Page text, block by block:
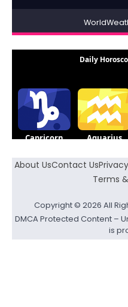
About UsContact Us
Terms
Copyright © 2026 All
DMCA Protected Content –
is